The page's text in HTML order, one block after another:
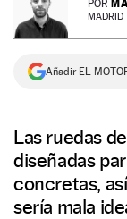
NEWSLETTER
SÍGUENOS
POR
MADRID |
Añadir EL
Las ruedas
diseñadas
concretas,
sería mala